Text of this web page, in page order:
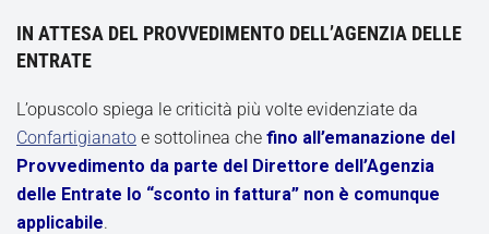
IN ATTESA DEL PROVVEDIMENTO DELL’AGENZIA DELLE
ENTRATE
L’opuscolo spiega le criticità più volte evidenziate da
Confartigianato e sottolinea che fino all’emanazione del
Provvedimento da parte del Direttore dell’Agenzia
delle Entrate lo “sconto in fattura” non è comunque
applicabile.